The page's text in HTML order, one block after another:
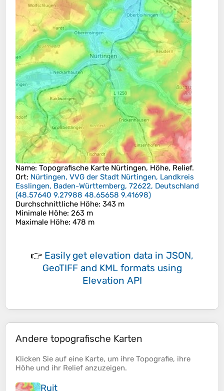
Name: Topografische Karte Nürtingen, Höhe, Relief.
Ort: Nürtingen, VVG der Stadt Nürtingen, Landkreis
Esslingen, Baden-Württemberg, 72622, Deutschland
(48.57640 9.27988 48.65658 9.41698)
Durchschnittliche Höhe: 343 m
Minimale Höhe: 263 m
Maximale Höhe: 478 m
👉 Easily get elevation data in JSON,
GeoTIFF and KML formats using
Elevation API
Andere topografische Karten
Klicken Sie auf eine Karte, um ihre Topografie, ihre
Höhe und ihr Relief anzuzeigen.
Ruit